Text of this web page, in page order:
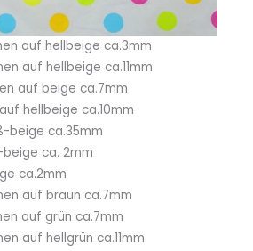
auf hellbeige ca.3mm
auf hellbeige ca.11mm
auf beige ca.7mm
hellbeige ca.10mm
beige ca.35mm
ca. 2mm
ca.2mm
auf braun ca.7mm
auf grün ca.7mm
auf hellgrün ca.11mm